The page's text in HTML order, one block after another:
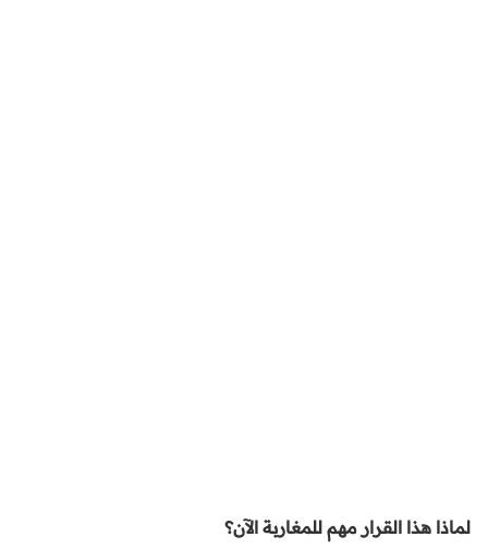
لماذا هذا القرار مهم للمغاربة الآن؟